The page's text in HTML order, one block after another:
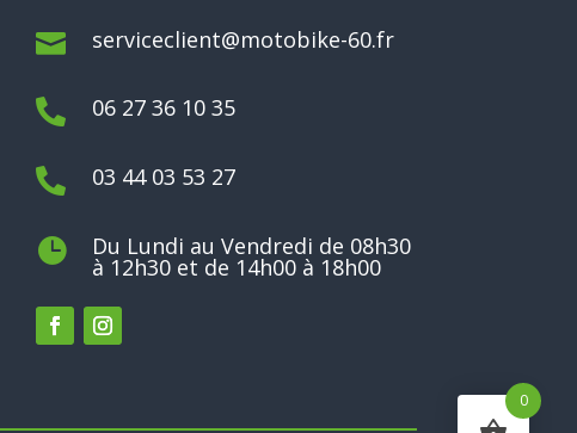
 serviceclient@motobike-60.fr
 06 27 36 10 35
 03 44 03 53 27
 Du Lundi au Vendredi de 08h30
à 12h30 et de 14h00 à 18h00
0